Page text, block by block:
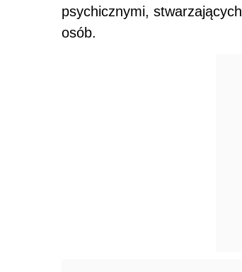
psychicznymi,
osób.